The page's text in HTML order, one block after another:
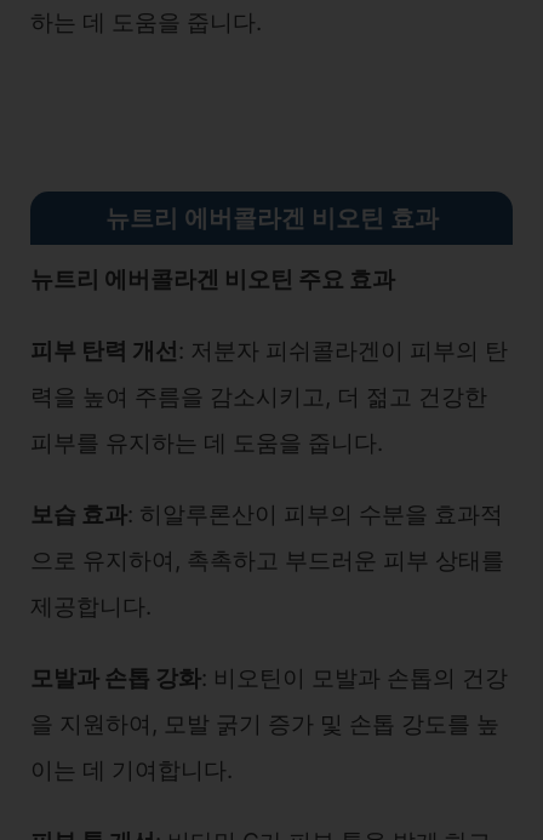
하는 데 도움을 줍니다.
뉴트리 에버콜라겐 비오틴 효과
뉴트리 에버콜라겐 비오틴 주요 효과
피부 탄력 개선: 저분자 피쉬콜라겐이 피부의 탄
력을 높여 주름을 감소시키고, 더 젊고 건강한
피부를 유지하는 데 도움을 줍니다.
보습 효과: 히알루론산이 피부의 수분을 효과적
으로 유지하여, 촉촉하고 부드러운 피부 상태를
제공합니다.
모발과 손톱 강화: 비오틴이 모발과 손톱의 건강
을 지원하여, 모발 굵기 증가 및 손톱 강도를 높
이는 데 기여합니다.